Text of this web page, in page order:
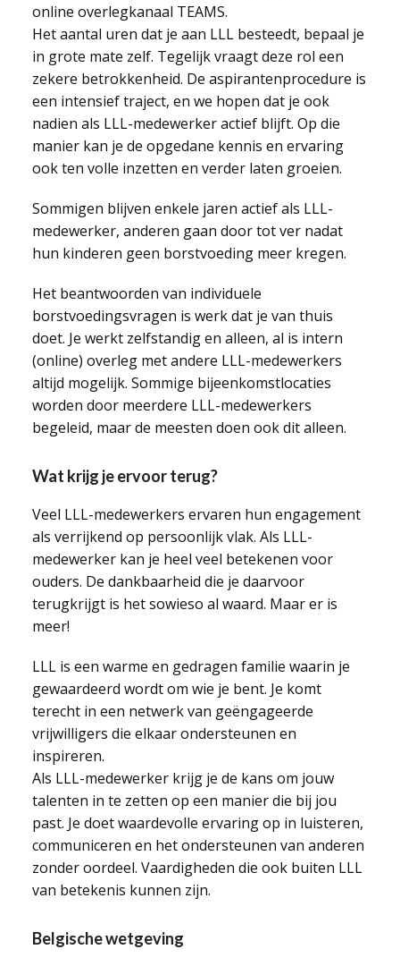
online overlegkanaal TEAMS.
Het aantal uren dat je aan LLL besteedt, bepaal je
in grote mate zelf. Tegelijk vraagt deze rol een
zekere betrokkenheid. De aspirantenprocedure is
een intensief traject, en we hopen dat je ook
nadien als LLL-medewerker actief blijft. Op die
manier kan je de opgedane kennis en ervaring
ook ten volle inzetten en verder laten groeien.
Sommigen blijven enkele jaren actief als LLL-
medewerker, anderen gaan door tot ver nadat
hun kinderen geen borstvoeding meer kregen.
Het beantwoorden van individuele
borstvoedingsvragen is werk dat je van thuis
doet. Je werkt zelfstandig en alleen, al is intern
(online) overleg met andere LLL-medewerkers
altijd mogelijk. Sommige bijeenkomstlocaties
worden door meerdere LLL-medewerkers
begeleid, maar de meesten doen ook dit alleen.
Wat krijg je ervoor terug?
Veel LLL-medewerkers ervaren hun engagement
als verrijkend op persoonlijk vlak. Als LLL-
medewerker kan je heel veel betekenen voor
ouders. De dankbaarheid die je daarvoor
terugkrijgt is het sowieso al waard. Maar er is
meer!
LLL is een warme en gedragen familie waarin je
gewaardeerd wordt om wie je bent. Je komt
terecht in een netwerk van geëngageerde
vrijwilligers die elkaar ondersteunen en
inspireren.
Als LLL-medewerker krijg je de kans om jouw
talenten in te zetten op een manier die bij jou
past. Je doet waardevolle ervaring op in luisteren,
communiceren en het ondersteunen van anderen
zonder oordeel. Vaardigheden die ook buiten LLL
van betekenis kunnen zijn.
Belgische wetgeving